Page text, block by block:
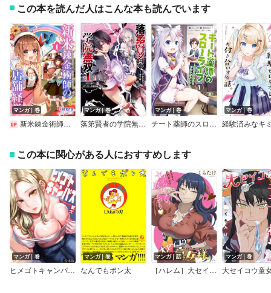
この本を読んだ人はこんな本も読んでいます
マンガ｜巻
新米錬金術師の店舗経営
マンガ｜巻
落第賢者の学院無双 ～二度目の転生、Ｓランクチート魔術師冒険録～【デジタル版限定特典付き】
マンガ｜巻
チート薬師のスローライフ 異世界に作ろうドラッグストア
マンガ｜巻
この本に関心がある人におすすめします
マンガ｜巻
ヒメゴトキャンパス【フルカラー】【合本版】
マンガ｜巻
なんでもポン太
マンガ｜話
［ハレム］大セイコウ童女様
マンガ｜巻
大セイコウ童